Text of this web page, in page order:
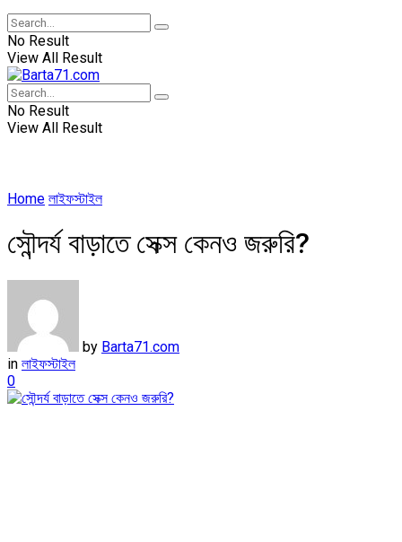
No Result
View All Result
No Result
View All Result
Home লাইফস্টাইল
সৌন্দর্য বাড়াতে সেক্স কেনও জরুরি?
by Barta71.com
in লাইফস্টাইল
0